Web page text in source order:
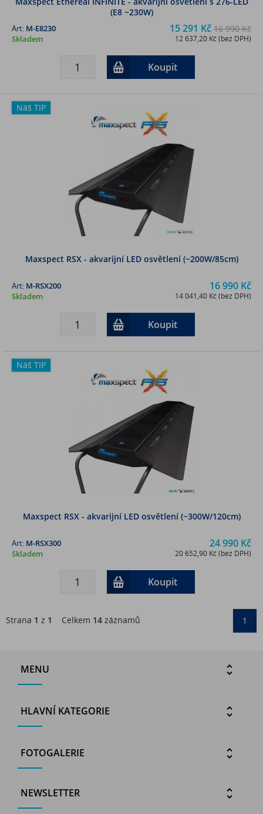
(E8 ~230W)
15 291 Kč 16 990 Kč
12 637,20 Kč (bez DPH)
Art: M-E8230
Skladem
Koupit
Náš TIP
Maxspect RSX - akvarijní LED osvětlení (~200W/85cm)
16 990 Kč
14 041,40 Kč (bez DPH)
Art: M-RSX200
Skladem
Koupit
Náš TIP
Maxspect RSX - akvarijní LED osvětlení (~300W/120cm)
24 990 Kč
20 652,90 Kč (bez DPH)
Art: M-RSX300
Skladem
Koupit
Strana 1 z 1 Celkem 14 záznamů 1
MENU
HLAVNÍ KATEGORIE
FOTOGALERIE
NEWSLETTER